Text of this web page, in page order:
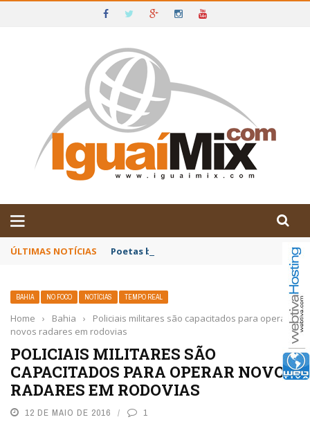
IGUAÍ E SUDOESTE DA BAHIA
ÚLTIMAS NOTÍCIAS Poetas baianos representam o Brasil no
BAHIA NO FOCO NOTÍCIAS TEMPO REAL
Home › Bahia ›
Policiais militares são capacitados para operar
novos radares em rodovias
POLICIAIS MILITARES SÃO
CAPACITADOS PARA OPERAR NOVOS
RADARES EM RODOVIAS
12 DE MAIO DE 2016 1